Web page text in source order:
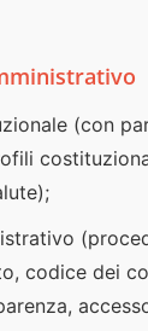
(con
codice dei